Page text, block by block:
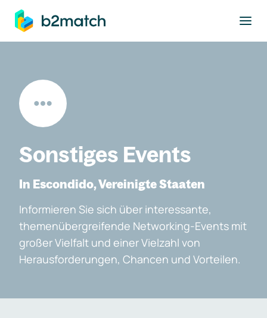
springen
Sonstiges Events
In Escondido, Vereinigte Staaten
Informieren Sie sich über interessante,
themenübergreifende Networking-Events mit
großer Vielfalt und einer Vielzahl von
Herausforderungen, Chancen und Vorteilen.